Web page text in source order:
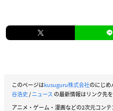
このページはkusuguru株式会社のにじめ
谷浩史/ニュース の最新情報はリンク先
アニメ・ゲーム・漫画などの2次元コン